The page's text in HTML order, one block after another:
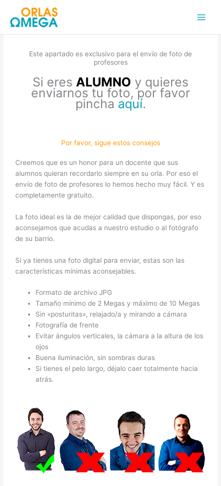
contenido
Este apartado es exclusivo para el envío de foto de
profesores
Si eres ALUMNO y quieres
enviarnos tu foto, por favor
pincha aquí.
Por favor, sigue estos consejos
Creemos que es un honor para un docente que sus
alumnos quieran recordarlo siempre en su orla. Por eso el
envío de foto de profesores lo hemos hecho muy fácil. Y es
completamente gratuito.
La foto ideal es la de mejor calidad que dispongas, por eso
aconsejamos que acudas a nuestro estudio o al fotógrafo
de su barrio.
Si ya tienes una foto digital para enviar, estas son las
características mínimas aconsejables.
Formato de archivo JPG
Tamaño mínimo de 2 Megas y máximo de 10 Megas
Sin «posturitas», relajado/a y mirando a cámara
Fotografía de frente
Evitar ángulos verticales, la cámara a la altura de los
ojos
Buena iluminación, sin sombras duras
Si tienes el pelo largo, déjalo caer totalmente hacia
atrás.